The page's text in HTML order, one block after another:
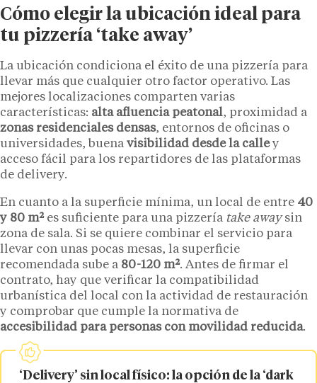
Cómo elegir la ubicación ideal para
tu pizzería ‘take away’
La ubicación condiciona el éxito de una pizzería para
llevar más que cualquier otro factor operativo. Las
mejores localizaciones comparten varias
características: alta afluencia peatonal, proximidad a
zonas residenciales densas, entornos de oficinas o
universidades, buena visibilidad desde la calley
acceso fácil para los repartidores de las plataformas
de delivery.
En cuanto a la superficie mínima, un local de entre 40
y 80 m²es suficiente para una pizzería take awaysin
zona de sala. Si se quiere combinar el servicio para
llevar con unas pocas mesas, la superficie
recomendada sube a 80-120 m². Antes de firmar el
contrato, hay que verificar la compatibilidad
urbanística del local con la actividad de restauración
y comprobar que cumple la normativa de
accesibilidad para personas con movilidad reducida.
‘Delivery’ sin local físico: la opción de la ‘dark